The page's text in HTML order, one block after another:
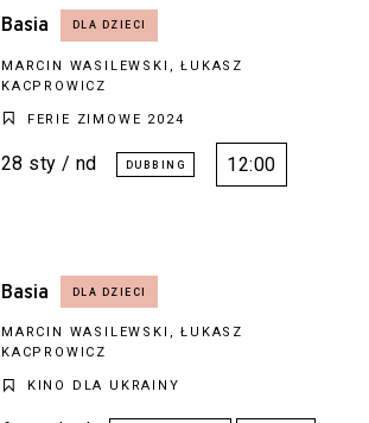
Basia
MARCIN WASILEWSKI, ŁUKASZ
KACPROWICZ
FERIE ZIMOWE 2024
28 sty / nd 12:00
Basia
MARCIN WASILEWSKI, ŁUKASZ
KACPROWICZ
KINO DLA UKRAINY